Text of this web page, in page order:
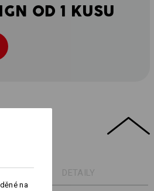
OD 1 KUSU
DETAILY
na